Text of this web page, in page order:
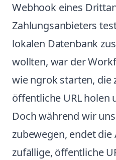
Webhook eines
Zahlungsanbieters
lokalen Datenbank
wollten, war der
wie ngrok starten, die
öffentliche URL holen
Doch während wir
zubewegen, endet
zufällige, öffentliche